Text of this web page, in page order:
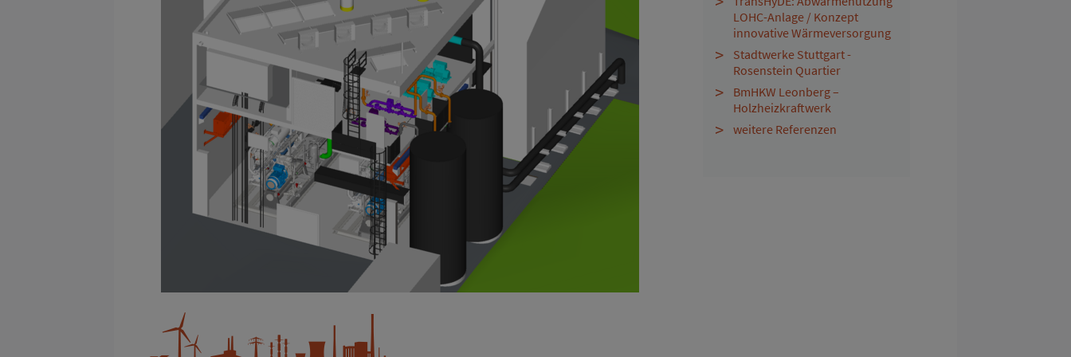
LOHC-Anlage / Konzept
innovative Wärmeversorgung
Stadtwerke Stuttgart -
Rosenstein Quartier
BmHKW Leonberg –
Holzheizkraftwerk
weitere Referenzen